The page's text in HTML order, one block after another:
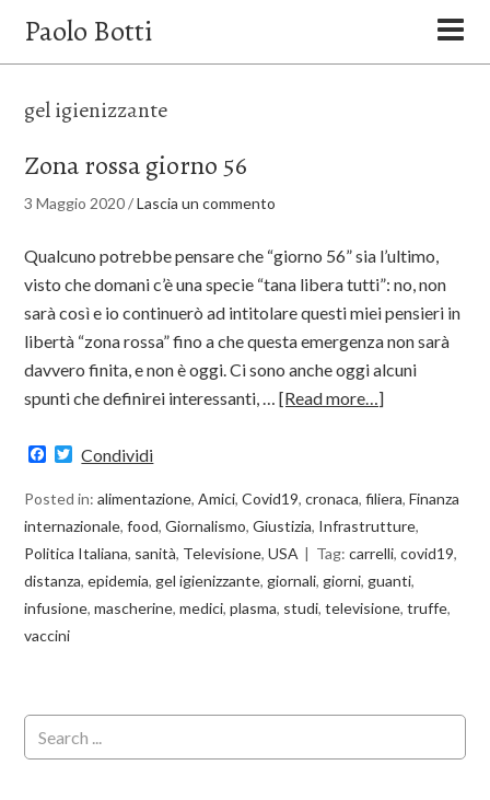
Paolo Botti
gel igienizzante
Zona rossa giorno 56
3 Maggio 2020/Lascia un commento
Qualcuno potrebbe pensare che “giorno 56” sia l’ultimo,
visto che domani c’è una specie “tana libera tutti”: no, non
sarà così e io continuerò ad intitolare questi miei pensieri in
libertà “zona rossa” fino a che questa emergenza non sarà
davvero finita, e non è oggi. Ci sono anche oggi alcuni
spunti che definirei interessanti, …[Read more…]
Facebook
Twitter
Condividi
Posted in:alimentazione,Amici,Covid19,cronaca,filiera,Finanza
internazionale,food,Giornalismo,Giustizia, Infrastrutture,
Politica Italiana, sanità, Televisione,USA Tag:carrelli,covid19,
distanza,epidemia, gel igienizzante, giornali, giorni, guanti,
infusione,mascherine,medici,plasma, studi,televisione,truffe,
vaccini